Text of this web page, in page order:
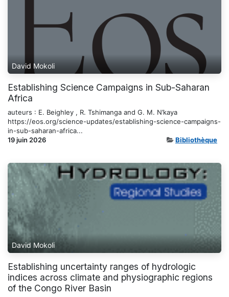
David Mokoli
Establishing Science Campaigns in Sub-Saharan
Africa
auteurs : E. Beighley , R. Tshimanga and G. M. N’kaya
https://eos.org/science-updates/establishing-science-campaigns-
in-sub-saharan-africa...
19 juin 2026
Bibliothèque
David Mokoli
Establishing uncertainty ranges of hydrologic
indices across climate and physiographic regions
of the Congo River Basin